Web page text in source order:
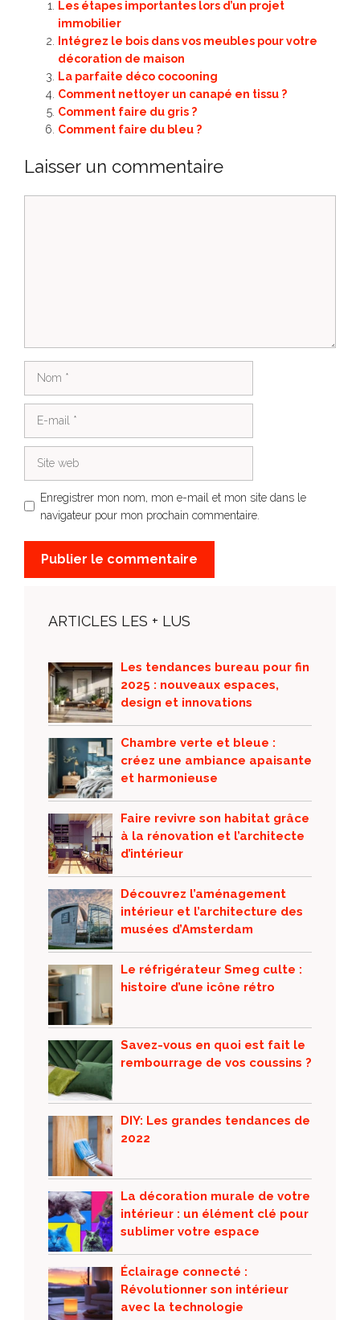
Les étapes importantes lors d’un projet
immobilier
Intégrez le bois dans vos meubles pour votre
décoration de maison
La parfaite déco cocooning
Comment nettoyer un canapé en tissu ?
Comment faire du gris ?
Comment faire du bleu ?
Laisser un commentaire
Enregistrer mon nom, mon e-mail et mon site dans le
navigateur pour mon prochain commentaire.
ARTICLES LES + LUS
Les tendances bureau pour fin
2025 : nouveaux espaces,
design et innovations
Chambre verte et bleue :
créez une ambiance apaisante
et harmonieuse
Faire revivre son habitat grâce
à la rénovation et l’architecte
d’intérieur
Découvrez l’aménagement
intérieur et l’architecture des
musées d’Amsterdam
Le réfrigérateur Smeg culte :
histoire d’une icône rétro
Savez-vous en quoi est fait le
rembourrage de vos coussins ?
DIY: Les grandes tendances de
2022
La décoration murale de votre
intérieur : un élément clé pour
sublimer votre espace
Éclairage connecté :
Révolutionner son intérieur
avec la technologie